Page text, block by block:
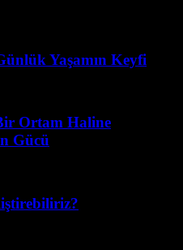
Yaşamın Keyfi
Ortam Haline
Gücü